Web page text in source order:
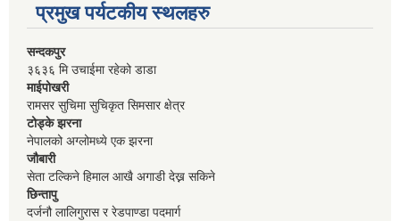
प्रमुख पर्यटकीय स्थलहरु
सन्दकपुर
३६३६ मि उचाईमा रहेको डाडा
माईपोखरी
रामसर सुचिमा सुचिकृत सिमसार क्षेत्र
टोड्के झरना
नेपालको अग्लोमध्ये एक झरना
जौबारी
सेता टल्किने हिमाल आखै अगाडी देख्न सकिने
छिन्तापु
दर्जनौ लालिगुरास र रेडपाण्डा पदमार्ग